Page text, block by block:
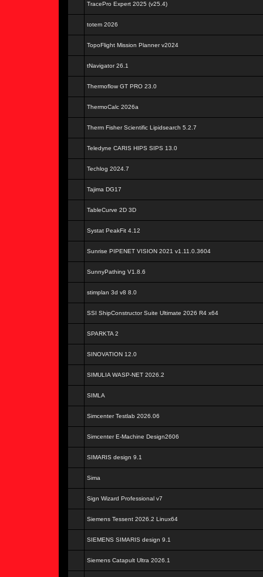
TracePro Expert 2025 (v25.4)
totem 2026
TopoFlight Mission Planner v2024
tNavigator 26.1
Thermoflow GT PRO 23.0
ThermoCalc 2026a
Therm Fisher Scientific Lipidsearch 5.2.7
Teledyne CARIS HIPS SIPS 13.0
Techlog 2024.7
Tajima DG17
TableCurve 2D 3D
Systat PeakFit 4.12
Sunrise PIPENET VISION 2021 v1.11.0.3604
SunnyPathing V1.8.6
stimplan 3d v8 8.0
SSI ShipConstructor Suite Ultimate 2026 R4 x64
SPARKTA 2
SINOVATION 12.0
SIMULIA WASP-NET 2026.2
SIMLA
Simcenter Testlab 2026.06
Simcenter E-Machine Design2606
SIMARIS design 9.1
Sima
Sign Wizard Professional v7
Siemens Tessent 2026.2 Linux64
SIEMENS SIMARIS design 9.1
Siemens Catapult Ultra 2026.1